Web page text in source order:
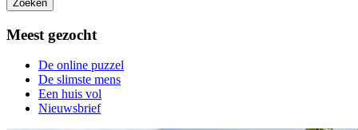
Zoeken
Meest gezocht
De online puzzel
De slimste mens
Een huis vol
Nieuwsbrief